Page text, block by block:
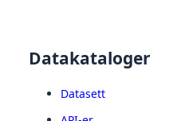
Datakataloger
Datasett